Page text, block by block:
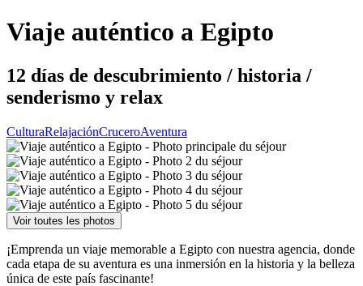
Viaje auténtico a Egipto
12 días de descubrimiento / historia /
senderismo y relax
CulturaRelajaciónCruceroAventura
Voir toutes les photos
¡Emprenda un viaje memorable a Egipto con nuestra agencia, donde
cada etapa de su aventura es una inmersión en la historia y la belleza
única de este país fascinante!